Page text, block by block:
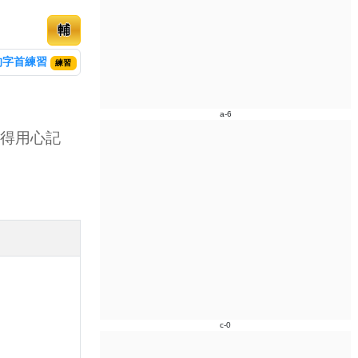
輔
首練習 練習
用心記
a-6
c-0